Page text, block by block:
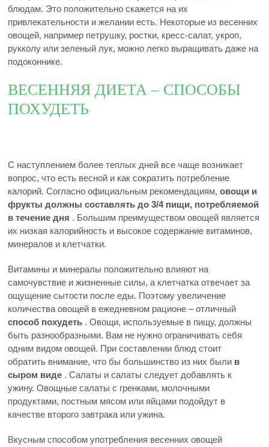
блюдам. Это положительно скажется на их
привлекательности и желании есть. Некоторые из весенних
овощей, например петрушку, ростки, кресс-салат, укроп,
рукколу или зеленый лук, можно легко выращивать даже на
подоконнике.
ВЕСЕННЯЯ ДИЕТА – СПОСОБЫ
ПОХУДЕТЬ
С наступлением более теплых дней все чаще возникает
вопрос, что есть весной и как сократить потребление
калорий. Согласно официальным рекомендациям,овощи и
фрукты должны составлять до 3/4 пищи, потребляемой
в течение дня . Большим преимуществом овощей является
их низкая калорийность и высокое содержание витаминов,
минералов и клетчатки.
Витамины и минералы положительно влияют на
самочувствие и жизненные силы, а клетчатка отвечает за
ощущение сытости после еды. Поэтому увеличение
количества овощей в ежедневном рационе – отличный
способ похудеть . Овощи, используемые в пищу, должны
быть разнообразными. Вам не нужно ограничивать себя
одним видом овощей. При составлении блюд стоит
обратить внимание, что бы большинство из них были в
сыром виде . Салаты и салаты следует добавлять к
ужину. Овощные салаты с гренками, молочными
продуктами, постным мясом или яйцами подойдут в
качестве второго завтрака или ужина.
Вкусным способом употребления весенних овощей